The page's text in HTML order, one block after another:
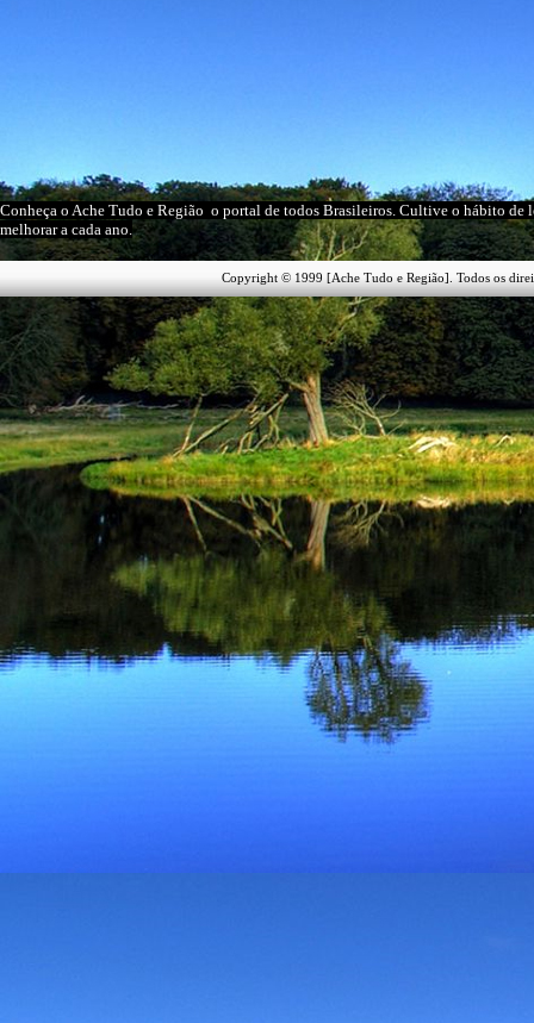
Conheça o Ache Tudo e Região o portal de todos Brasileiros. Cultive o hábito de
melhorar a cada ano.
Copyright © 1999 [Ache Tudo e Região]. Todos os